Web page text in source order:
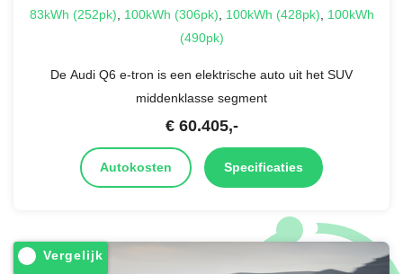
83kWh (252pk), 100kWh (306pk), 100kWh (428pk), 100kWh
(490pk)
De Audi Q6 e-tron is een elektrische auto uit het SUV
middenklasse segment
€ 60.405,-
Autokosten Specificaties
Vergelijk